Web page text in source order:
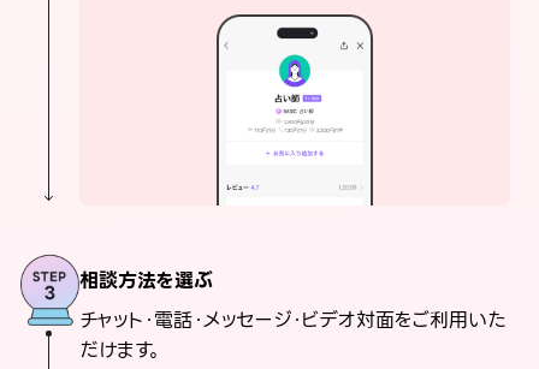
相談方法を選ぶ
チャット・電話・メッセージ・ビデオ対面をご利用いた
だけます。